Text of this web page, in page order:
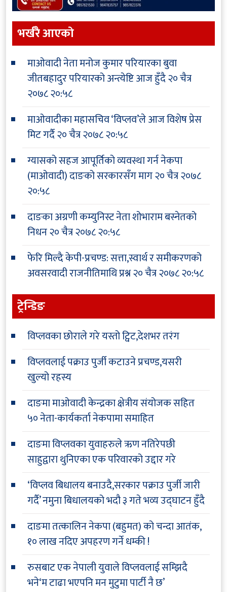
भर्खरै आएकाे
माओवादी नेता मनोज कुमार परियारका बुवा
जीतबहादुर परियारको अन्त्येष्टि आज हुँदै२० चैत्र
२०७८ २०:५८
माओवादीका महासचिव ‘विप्लव’ले आज विशेष प्रेस
मिट गर्दै२० चैत्र २०७८ २०:५८
ग्यासको सहज आपूर्तिको व्यवस्था गर्न नेकपा
(माओवादी) दाङको सरकारसँग माग२० चैत्र २०७८
२०:५८
दाङका अग्रणी कम्युनिस्ट नेता शोभाराम बस्नेतको
निधन२० चैत्र २०७८ २०:५८
फेरि मिल्दै केपी-प्रचण्ड: सत्ता,स्वार्थ र समीकरणको
अवसरवादी राजनीतिमाथि प्रश्न२० चैत्र २०७८ २०:५८
ट्रेन्डिङ
विप्लवका छोराले गरे यस्तो ट्विट,देशभर तरंग
विप्लवलाई पक्राउ पुर्जी कटाउने प्रचण्ड,यसरी
खुल्यो रहस्य
दाङमा माओवादी केन्द्रका क्षेत्रीय संयोजक सहित
५० नेता-कार्यकर्ता नेकपामा समाहित
दाङमा विप्लवका युवाहरुले ऋण नतिरेपछी
साहुद्वारा थुनिएका एक परिवारको उद्दार गरे
‘विप्लव बिधालय बनाउदै,सरकार पक्राउ पुर्जी जारी
गर्दै’ नमुना बिधालयको भदौ ३ गते भव्य उद्घाटन हुँदै
दाङमा तत्कालिन नेकपा (बहुमत) को चन्दा आतंक,
१० लाख नदिए अपहरण गर्ने धम्की !
रुसबाट एक नेपाली युवाले विप्लवलाई सम्झिदै
भने‘म टाढा भएपनि मन मुटुमा पार्टी नै छ’